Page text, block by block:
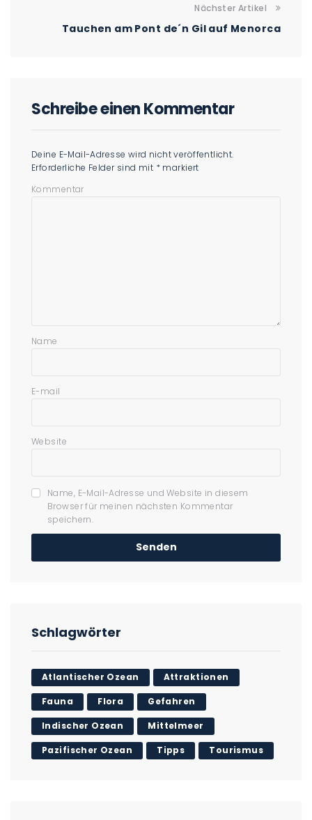
Nächster Artikel
Tauchen am Pont de´n Gil auf Menorca
Schreibe einen Kommentar
Deine E-Mail-Adresse wird nicht veröffentlicht.
Erforderliche Felder sind mit * markiert
Kommentar
Name
E-mail
Website
Name, E-Mail-Adresse und Website in diesem
Browser für meinen nächsten Kommentar
speichern.
Schlagwörter
Atlantischer Ozean Attraktionen
Fauna Flora Gefahren
Indischer Ozean Mittelmeer
Pazifischer Ozean Tipps Tourismus